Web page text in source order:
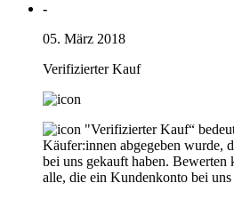
-
05. März 2018
Verifizierter Kauf
"Verifizierter Kauf“
Käufer:innen abgegeben wurde,
bei uns gekauft haben. Bewerten
alle, die ein Kundenkonto bei uns